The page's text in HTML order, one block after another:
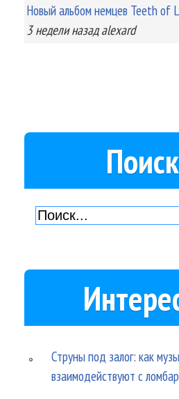
Новый альбом немцев Teeth of
3 неделиназад alexard
Поиск
Струны под залог: как
взаимодействуют с